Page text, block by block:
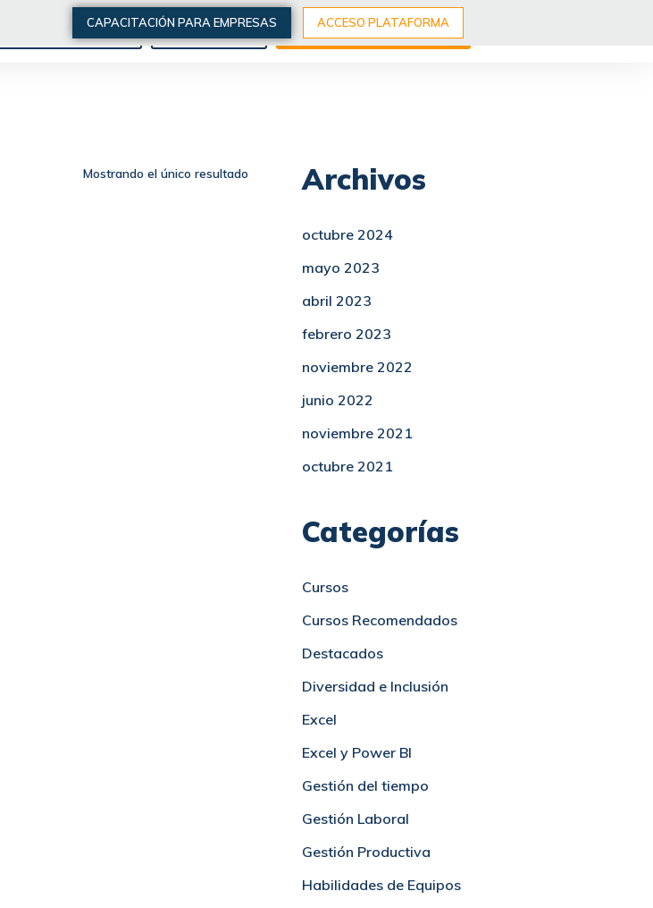
CAPACITACIÓN PARA EMPRESAS ACCESO PLATAFORMA
ARTÍCULOS DE INTERÉS QUIÉNES SOMOS EXPLORA NUESTROS CURSOS
Mostrando el único resultado Archivos
octubre 2024
mayo 2023
abril 2023
febrero 2023
noviembre 2022
junio 2022
noviembre 2021
octubre 2021
Categorías
Cursos
Cursos Recomendados
Destacados
Diversidad e Inclusión
Excel
Excel y Power BI
Gestión del tiempo
Gestión Laboral
Gestión Productiva
Habilidades de Equipos